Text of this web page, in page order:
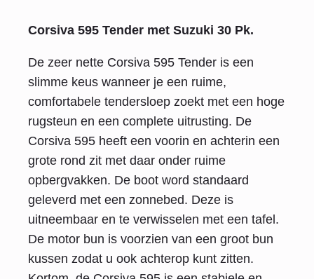
Corsiva 595 Tender met Suzuki 30 Pk.
De zeer nette Corsiva 595 Tender is een
slimme keus wanneer je een ruime,
comfortabele tendersloep zoekt met een hoge
rugsteun en een complete uitrusting. De
Corsiva 595 heeft een voorin en achterin een
grote rond zit met daar onder ruime
opbergvakken. De boot word standaard
geleverd met een zonnebed. Deze is
uitneembaar en te verwisselen met een tafel.
De motor bun is voorzien van een groot bun
kussen zodat u ook achterop kunt zitten.